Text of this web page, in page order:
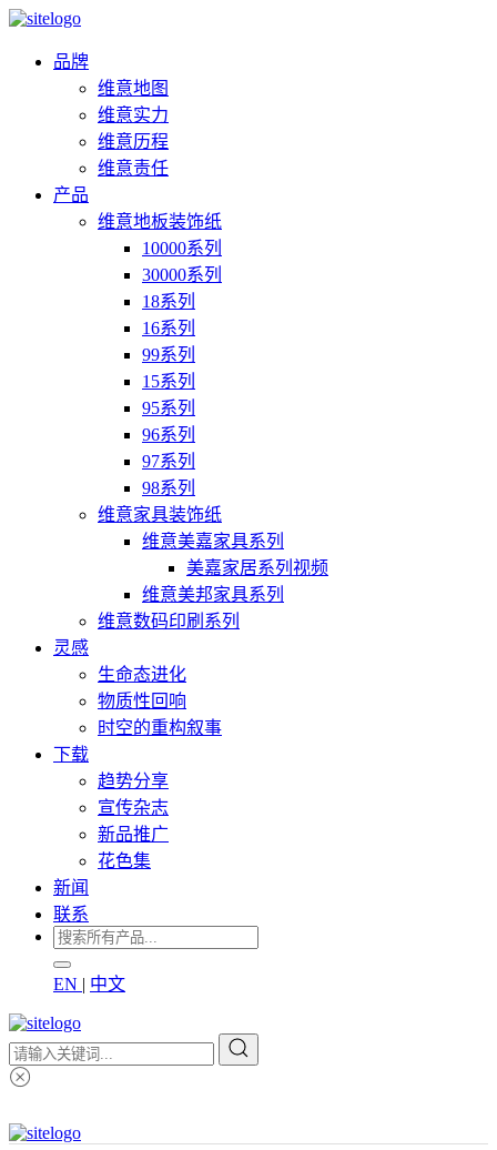
品牌
维意地图
维意实力
维意历程
维意责任
产品
维意地板装饰纸
10000系列
30000系列
18系列
16系列
99系列
15系列
95系列
96系列
97系列
98系列
维意家具装饰纸
维意美嘉家具系列
美嘉家居系列视频
维意美邦家具系列
维意数码印刷系列
灵感
生命态进化
物质性回响
时空的重构叙事
下载
趋势分享
宣传杂志
新品推广
花色集
新闻
联系
EN | 中文